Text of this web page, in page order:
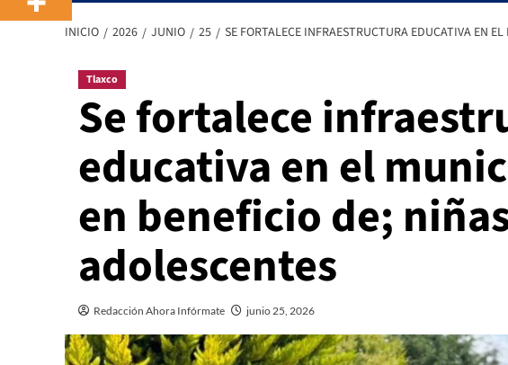
INICIO 2026 JUNIO 25 SE FORTALECE INFRAESTRUCTURA EDUCATIVA EN
Tlaxco
Se fortalece
educativa en el
en beneficio de;
adolescentes
Redacción Ahora Infórmate junio 25, 2026